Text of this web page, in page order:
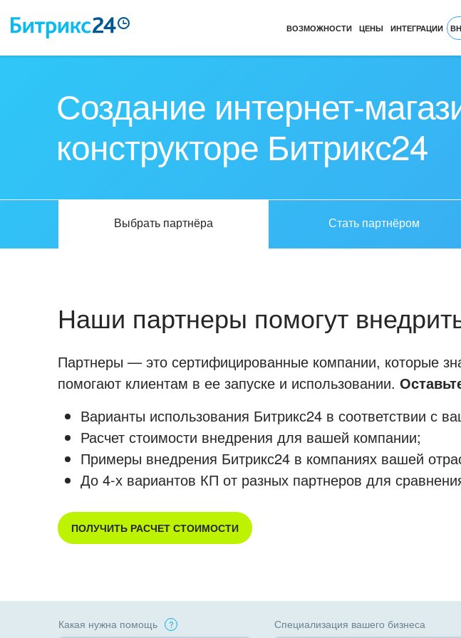
ВОЗМОЖНОСТИ ЦЕНЫ ИНТЕГРАЦИИ
Создание интернет-
конструкторе Битрикс24
Выбрать партнёра Стать партнёром
Наши партнеры помогут
Партнеры — это сертифицированные компании, которые
помогают клиентам в ее запуске и использовании.
Варианты использования Битрикс24 в соответствии с
Расчет стоимости внедрения для вашей компании;
Примеры внедрения Битрикс24 в компаниях вашей
До 4-х вариантов КП от разных партнеров для
ПОЛУЧИТЬ РАСЧЕТ СТОИМОСТИ
Какая нужна помощь Специализация вашего бизнеса